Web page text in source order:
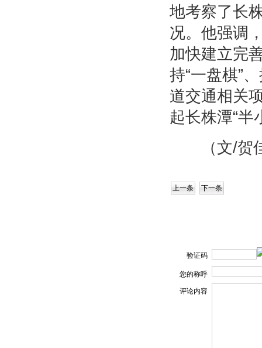
地考察了长
况。他强调
加快建立完
持“一盘棋”
道交通相关
起长株潭“半
（文/贺
上一条 下一条
验证码
您的称呼
评论内容